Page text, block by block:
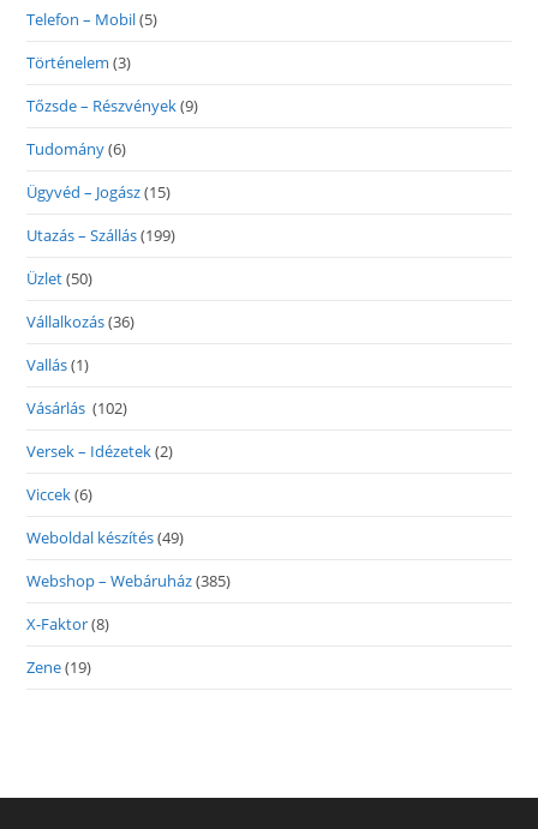
Telefon – Mobil(5)
Történelem (3)
Tőzsde – Részvények(9)
Tudomány(6)
Ügyvéd – Jogász(15)
Utazás – Szállás(199)
Üzlet(50)
Vállalkozás(36)
Vallás(1)
Vásárlás (102)
Versek – Idézetek(2)
Viccek(6)
Weboldal készítés(49)
Webshop – Webáruház(385)
X-Faktor(8)
Zene(19)